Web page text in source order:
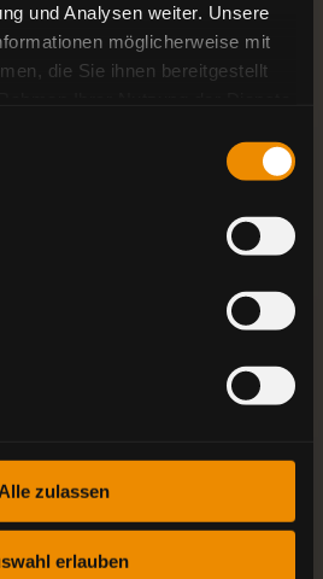
und Analysen weiter. Unsere
möglicherweise mit
die Sie ihnen bereitgestellt
Alle zulassen
erlauben